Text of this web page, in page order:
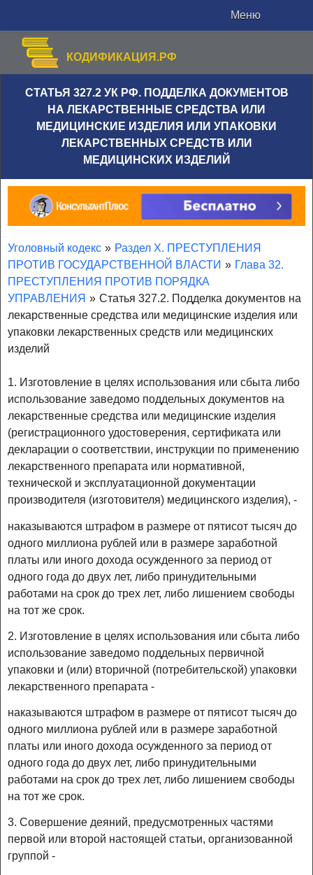
Меню
КОДИФИКАЦИЯ.РФ
СТАТЬЯ 327.2 УК РФ. ПОДДЕЛКА ДОКУМЕНТОВ
НА ЛЕКАРСТВЕННЫЕ СРЕДСТВА ИЛИ
МЕДИЦИНСКИЕ ИЗДЕЛИЯ ИЛИ УПАКОВКИ
ЛЕКАРСТВЕННЫХ СРЕДСТВ ИЛИ
МЕДИЦИНСКИХ ИЗДЕЛИЙ
Уголовный кодекс » Раздел X. ПРЕСТУПЛЕНИЯ
ПРОТИВ ГОСУДАРСТВЕННОЙ ВЛАСТИ » Глава 32.
ПРЕСТУПЛЕНИЯ ПРОТИВ ПОРЯДКА
УПРАВЛЕНИЯ » Статья 327.2. Подделка документов на
лекарственные средства или медицинские изделия или
упаковки лекарственных средств или медицинских
изделий
1. Изготовление в целях использования или сбыта либо
использование заведомо поддельных документов на
лекарственные средства или медицинские изделия
(регистрационного удостоверения, сертификата или
декларации о соответствии, инструкции по применению
лекарственного препарата или нормативной,
технической и эксплуатационной документации
производителя (изготовителя) медицинского изделия), -
наказываются штрафом в размере от пятисот тысяч до
одного миллиона рублей или в размере заработной
платы или иного дохода осужденного за период от
одного года до двух лет, либо принудительными
работами на срок до трех лет, либо лишением свободы
на тот же срок.
2. Изготовление в целях использования или сбыта либо
использование заведомо поддельных первичной
упаковки и (или) вторичной (потребительской) упаковки
лекарственного препарата -
наказываются штрафом в размере от пятисот тысяч до
одного миллиона рублей или в размере заработной
платы или иного дохода осужденного за период от
одного года до двух лет, либо принудительными
работами на срок до трех лет, либо лишением свободы
на тот же срок.
3. Совершение деяний, предусмотренных частями
первой или второй настоящей статьи, организованной
группой -